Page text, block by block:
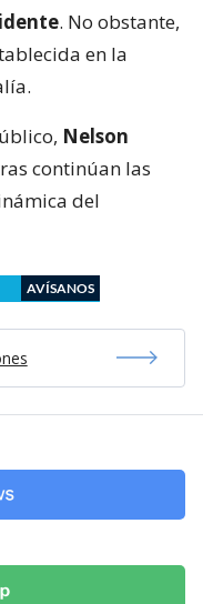
. No obstante,
en la
Nelson
continúan las
del
AVÍSANOS